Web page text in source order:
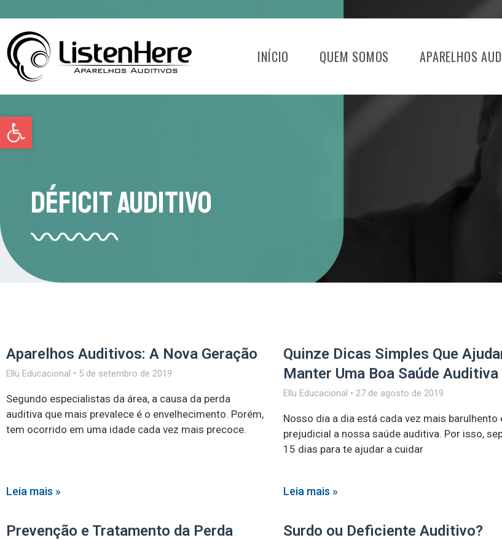
Abrir a barra de ferramentas
INÍCIO QUEM SOMOS APARELHOS
Déficit Auditivo
Aparelhos Auditivos: A Nova Geração
Ellu Educacional 5 de setembro de 2019
Segundo especialistas da área, a causa da perda
auditiva que mais prevalece é o envelhecimento. Porém,
tem ocorrido em uma idade cada vez mais precoce.
Leia mais »
Quinze Dicas Simples Que
Manter Uma Boa Saúde Auditiva
Ellu Educacional 27 de agosto de 2019
Nosso dia a dia está cada vez mais barulhento
prejudicial a nossa saúde auditiva. Por isso,
15 dias para te ajudar a cuidar
Leia mais »
Prevenção e Tratamento da Perda
Surdo ou Deficiente Auditivo?